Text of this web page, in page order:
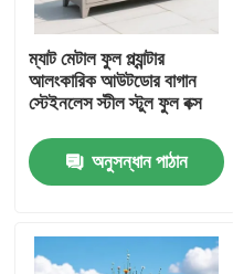
ম্যাট মেটাল ফুল প্ল্যান্টার
আলংকারিক আউটডোর বাগান
স্টেইনলেস স্টীল স্টুল ফুল বক্স
অনুসন্ধান পাঠান